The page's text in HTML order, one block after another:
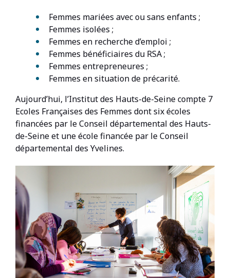
Femmes mariées avec ou sans enfants ;
Femmes isolées ;
Femmes en recherche d’emploi ;
Femmes bénéficiaires du RSA ;
Femmes entrepreneures ;
Femmes en situation de précarité.
Aujourd’hui, l’Institut des Hauts-de-Seine compte 7
Ecoles Françaises des Femmes dont six écoles
financées par le Conseil départemental des Hauts-
de-Seine et une école financée par le Conseil
départemental des Yvelines.